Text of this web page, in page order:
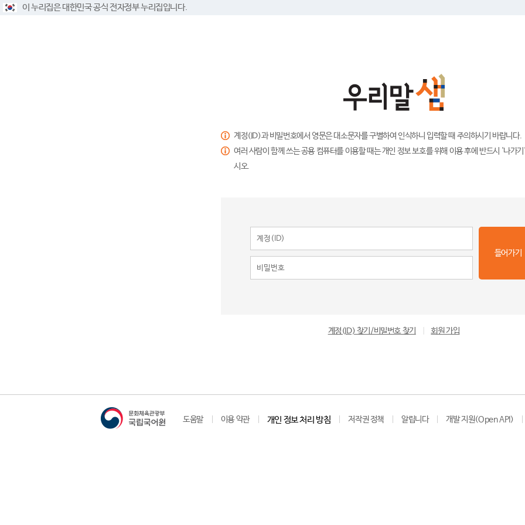
이 누리집은 대한민국 공식 전자정부 누리집입니다.
계정(ID)과 비밀번호에서 영문은 대소문자를 구별하여 인식하니 입력할 때 주의하시기 바랍니다.
여러 사람이 함께 쓰는 공용 컴퓨터를 이용할 때는 개인 정보 보호를 위해 이용 후에 반드시 '나가
시오.
들어가기
계정(ID) 찾기/비밀번호 찾기 회원 가입
도움말 이용 약관 개인 정보 처리 방침 저작권 정책 알립니다 개발 지원(Open API)